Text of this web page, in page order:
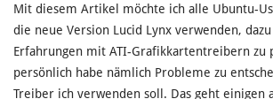
Mit diesem Artikel möchte ich alle Ubuntu-
die neue Version Lucid Lynx verwenden,
Erfahrungen mit ATI-Grafikkartentreibern zu
persönlich habe nämlich Probleme zu
Treiber ich verwenden soll. Das geht einigen